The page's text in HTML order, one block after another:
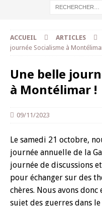
ACCUEIL ARTICLES
journée Socialisme à
Une belle
à Montélimar !
09/11/2023
Le samedi 21 octobre,
journée annuelle de la
journée de discussions
pour échanger sur des
chères. Nous avons
sujet des guerres dans